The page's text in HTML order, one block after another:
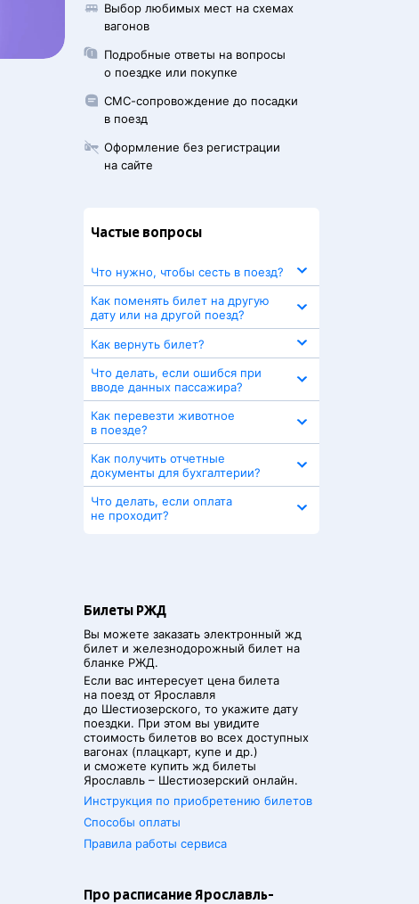
Выбор любимых мест на схемах
вагонов
Подробные ответы на вопросы
о поездке или покупке
СМС-сопровождение до посадки
в поезд
Оформление без регистрации
на сайте
Частые вопросы
Что нужно, чтобы сесть в поезд?
Как поменять билет на другую
дату или на другой поезд?
Как вернуть билет?
Что делать, если ошибся при
вводе данных пассажира?
Как перевезти животное
в поезде?
Как получить отчетные
документы для бухгалтерии?
Что делать, если оплата
не проходит?
Билеты РЖД
Вы можете заказать электронный жд
билет и железнодорожный билет на
бланке РЖД.
Если вас интересует цена билета
на поезд от Ярославля
до Шестиозерского, то укажите дату
поездки. При этом вы увидите
стоимость билетов во всех доступных
вагонах (плацкарт, купе и др.)
и сможете купить жд билеты
Ярославль – Шестиозерский онлайн.
Инструкция по приобретению билетов
Способы оплаты
Правила работы сервиса
Про расписание Ярославль-